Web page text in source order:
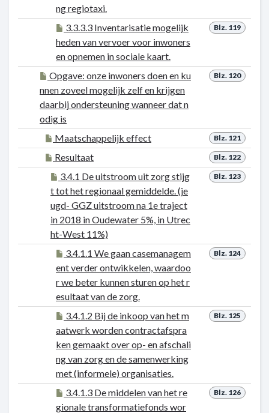
ng regiotaxi.
Blz. 119
3.3.3.3 Inventarisatie mogelijk
heden van vervoer voor inwoners
en opnemen in sociale kaart.
Blz. 120
Opgave: onze inwoners doen en ku
nnen zoveel mogelijk zelf en krijgen
daarbij ondersteuning wanneer dat n
odig is
Blz. 121
Maatschappelijk effect
Blz. 122
Resultaat
Blz. 123
3.4.1 De uitstroom uit zorg stijg
t tot het regionaal gemiddelde. (je
ugd- GGZ uitstroom na 1e traject
in 2018 in Oudewater 5%, in Utrec
ht-West 11%)
Blz. 124
3.4.1.1 We gaan casemanagem
ent verder ontwikkelen, waardoo
r we beter kunnen sturen op het r
esultaat van de zorg.
Blz. 125
3.4.1.2 Bij de inkoop van het m
aatwerk worden contractafspra
ken gemaakt over op- en afschali
ng van zorg en de samenwerking
met (informele) organisaties.
Blz. 126
3.4.1.3 De middelen van het re
gionale transformatiefonds wor